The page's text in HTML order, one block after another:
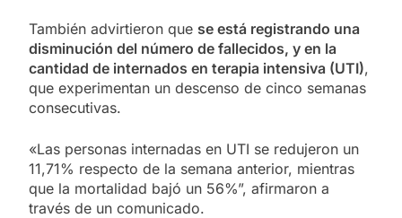
También advirtieron que se está registrando una
disminución del número de fallecidos, y en la
cantidad de internados en terapia intensiva (UTI),
que experimentan un descenso de cinco semanas
consecutivas.
«Las personas internadas en UTI se redujeron un
11,71% respecto de la semana anterior, mientras
que la mortalidad bajó un 56%”, afirmaron a
través de un comunicado.